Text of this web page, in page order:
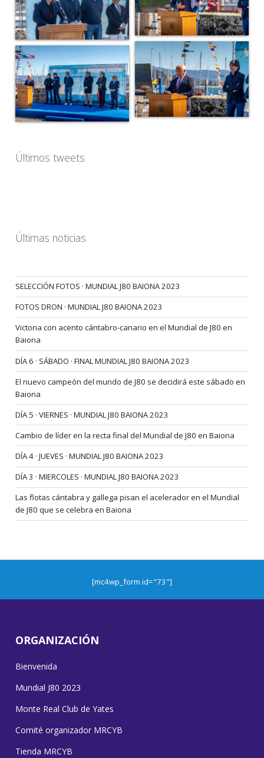
Últimos tweets
Últimas noticias
SELECCIÓN FOTOS · MUNDIAL J80 BAIONA 2023
FOTOS DRON · MUNDIAL J80 BAIONA 2023
Victoria con acento cántabro-canario en el Mundial de J80 en
Baiona
DÍA 6 · SÁBADO · FINAL MUNDIAL J80 BAIONA 2023
El nuevo campeón del mundo de J80 se decidirá este sábado en
Baiona
DÍA 5 · VIERNES · MUNDIAL J80 BAIONA 2023
Cambio de líder en la recta final del Mundial de J80 en Baiona
DÍA 4 · JUEVES · MUNDIAL J80 BAIONA 2023
DÍA 3 · MIERCOLES · MUNDIAL J80 BAIONA 2023
Las flotas cántabra y gallega pisan el acelerador en el Mundial
de J80 que se celebra en Baiona
[mc4wp_form id="73"]
ORGANIZACIÓN
Bienvenida
Mundial J80 2023
Monte Real Club de Yates
Comité organizador MRCYB
Tienda MRCYB